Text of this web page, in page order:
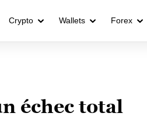
Crypto Wallets Forex
échec total